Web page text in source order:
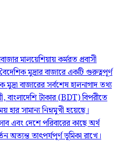
মালয়েশিয়ায় কর্মরত প্রবাসী
মুদ্রার বাজারে একটি গুরুত্বপূর্ণ
বাজারের সর্বশেষ হালনাগাদ তথ্য
বাংলাদেশি টাকার (BDT) বিপরীতে
হার সামান্য নিম্নমুখী হয়েছে।
এবং দেশে পরিবারের কাছে অর্থ
অত্যন্ত তাৎপর্যপূর্ণ ভূমিকা রাখে।